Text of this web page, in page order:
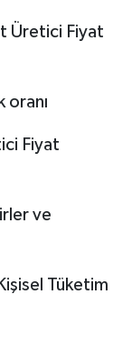
Üretici Fiyat
oranı
Fiyat
ve
Tüketim